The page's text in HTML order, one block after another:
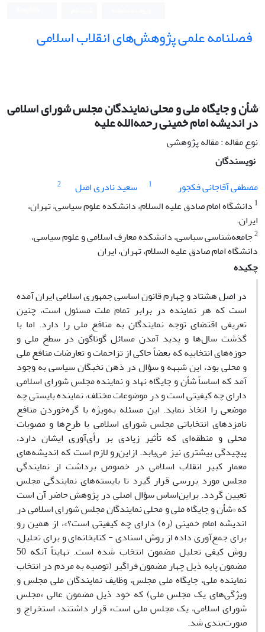
فصلنامه علمی پژوهش‌های انقلاب اسلامی
شأن و جایگاه ملی و محلی نمایندگان مجلس شورای اسلامی
در اندیشه امام خمینی رحمه‌الله علیه
نوع مقاله : مقاله پژوهشی
نویسندگان
مصطفی آقاجانی فکجور
1 سعید نادری اصل
2
1 دانشگاه امام صادق علیه السلام، دانشکده علوم سیاسی، تهران،
ایران.
2جامعه‌شناسی سیاسی، دانشکده معارف اسلامی و علوم سیاسی،
دانشگاه امام صادق علیه السلام، تهران، ایران
چکیده
در اصل هشتاد و چهارم قانون اساسی جمهوری اسلامی ایران آمده
است که هر نماینده در برابر تمام ملت مسئول است، چنین
تعریفی اقتضای توجه نمایندگان به منافع ملی را دارد. اما با
گذشت سال‌ها و پدید آمدن مسائل گوناگون در سطح ملی و
حوزه‌های انتخابیه که بعضاً حاکی از تزاحمات و تعارضات منافع ملی
و محلی بود، این شبهه و سؤال در ذهن نخبگان سیاسی به وجود
آمد که اساساً شأن و جایگاه نهاد و نماینده مجلس شورای اسلامی
دارای چه کیفیتی است و در موضوعات مختلف، نماینده بایستی چه
موضعی را اتخاذ نماید. این مسئله به‌ویژه با گره‌خوردن منافع
نامزدهای انتخاباتی مجلس شورای اسلامی با طرح‌ها و مصوبات
محلی و منطقه‌ای که تأثیر زیادی بر رأی‌آوری ایشان دارد،
پیچیدگی بیشتری نیز می‌یابد. ازاین‌رو لازم است که اندیشه‌های
معمار کبیر انقلاب اسلامی در خصوص برداشت از نمایندگی
مجلس مورد بررسی قرار گیرد تا بایسته‌های نمایندگی مجلس
تعیین گردد. براین‌اساس سؤال اصلی در پژوهش حاضر آن است
که «شأن و جایگاه ملی و محلی نمایندگان مجلس شورای اسلامی در
اندیشه امام خمینی (ره) دارای چه کیفیتی است؟»، از همین رو
برای جمع‌آوری داده از روش اسنادی - کتابخانه‌ای و برای تحلیل،
روش کیفی تحلیل مضمون انتخاب شده است. نهایتاً آنکه 50
مضمون پایه ذیل چهار مضمون فراگیر (توصیه به مردم در انتخاب
نماینده ملی، جایگاه ملی مجلس، وظایف نمایندگان ملی مجلس و
ویژگی‌های یک مجلس ملی) که خود ذیل مضمون عالی «مجلس
شورای اسلامی، یک مجلس ملی است» قرار داشتند، استخراج و
صورت‌بندی شد.